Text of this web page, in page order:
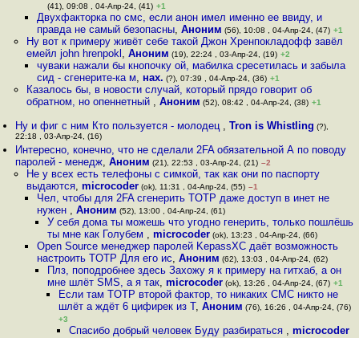
(41), 09:08 , 04-Апр-24, (41) +1
Двухфакторка по смс, если анон имел именно ее ввиду, и
правда не самый безопасны, Аноним (56), 10:08 , 04-Апр-24, (47) +1
Ну вот к примеру живёт себе такой Джон Хренпокладофф завёл
емейл john hrenpokl , Аноним (19), 22:24 , 03-Апр-24, (19) +2
чуваки нажали бы кнопочку ой, мабилка сресетилась и забыла
сид - сгенерите-ка м, нах. (?), 07:39 , 04-Апр-24, (36) +1
Казалось бы, в новости случай, который прядо говорит об
обратном, но опеннетный , Аноним (52), 08:42 , 04-Апр-24, (38) +1
Ну и фиг с ним Кто пользуется - молодец ,Tron is Whistling (?),
22:18 , 03-Апр-24, (16)
Интересно, конечно, что не сделали 2FA обязательной А по поводу
паролей - менедж,Аноним (21), 22:53 , 03-Апр-24, (21) –2
Не у всех есть телефоны с симкой, так как они по паспорту
выдаются, microcoder(ok), 11:31 , 04-Апр-24, (55) –1
Чел, чтобы для 2FA сгенерить TOTP даже доступ в инет не
нужен , Аноним (52), 13:00 , 04-Апр-24, (61)
У себя дома ты можешь что угодно генерить, только пошлёшь
ты мне как Голубем ,microcoder (ok), 13:23 , 04-Апр-24, (66)
Open Source менеджер паролей KepassXC даёт возможность
настроить TOTP Для его ис, Аноним (62), 13:03 , 04-Апр-24, (62)
Плз, поподробнее здесь Захожу я к примеру на гитхаб, а он
мне шлёт SMS, а я так,microcoder (ok), 13:26 , 04-Апр-24, (67) +1
Если там ТOTP второй фактор, то никаких СМС никто не
шлёт а ждёт 6 цифирек из Т, Аноним (76), 16:26 , 04-Апр-24, (76)
+3
Спасибо добрый человек Буду разбираться , microcoder